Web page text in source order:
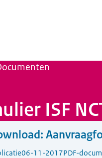
ISF
06-11-2017PDF-